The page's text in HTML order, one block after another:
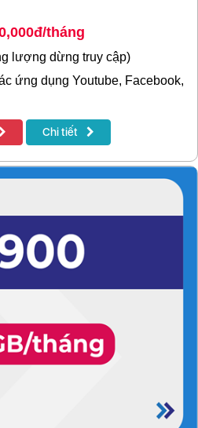
tháng
lượng dừng truy cập)
ứng dụng Youtube, Facebook,
Chi tiết